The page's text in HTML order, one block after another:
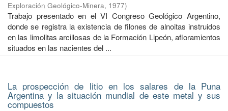
Exploración Geológico-Minera, 1977)
Trabajo presentado en el VI Congreso Geológico Argentino,
donde se registra la existencia de filones de alnoitas instruidos
en las limolitas arcillosas de la Formación Lipeón, afloramientos
situados en las nacientes del ...
La prospección de litio en los salares de la Puna
Argentina y la situación mundial de este metal y sus
compuestos